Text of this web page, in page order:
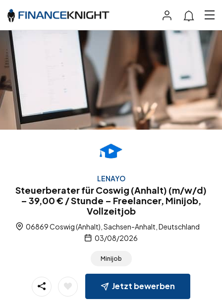
LENAYO
Steuerberater für Coswig (Anhalt) (m/w/d)
– 39,00 € / Stunde – Freelancer, Minijob,
Vollzeitjob
06869 Coswig (Anhalt), Sachsen-Anhalt, Deutschland
03/08/2026
Minijob
Jetzt bewerben